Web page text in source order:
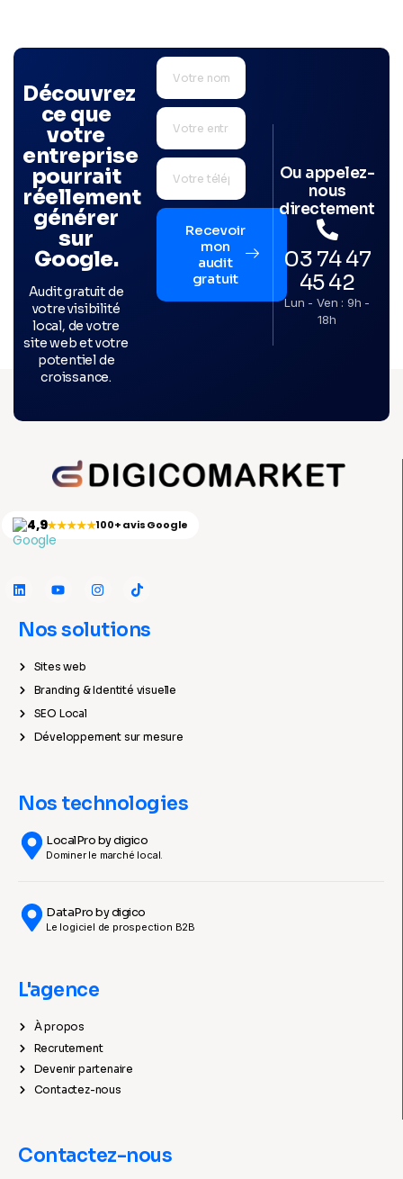
Découvrez
ce que
votre
entreprise
pourrait
réellement
générer
sur
Google.
Audit gratuit de
votre visibilité
local, de votre
site web et votre
potentiel de
croissance.
Recevoir
mon
audit
gratuit
Ou appelez-
nous
directement
03 74 47
45 42
Lun - Ven : 9h -
18h
4,9★★★★★100+ avis Google
Nos solutions
Sites web
Branding & Identité visuelle
SEO Local
Développement sur mesure
Nos technologies
LocalPro by digico
Dominer le marché local.
DataPro by digico
Le logiciel de prospection B2B
L'agence
À propos
Recrutement
Devenir partenaire
Contactez-nous
Contactez-nous